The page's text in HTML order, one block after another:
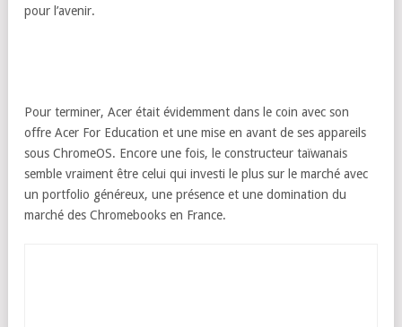
pour l’avenir.
Pour terminer, Acer était évidemment dans le coin avec son
offre Acer For Education et une mise en avant de ses appareils
sous ChromeOS. Encore une fois, le constructeur taïwanais
semble vraiment être celui qui investi le plus sur le marché avec
un portfolio généreux, une présence et une domination du
marché des Chromebooks en France.